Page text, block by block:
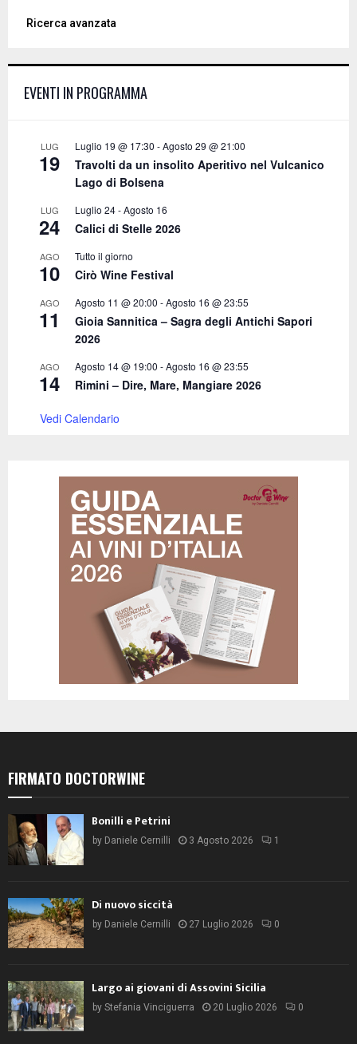
r
o
Ricerca avanzata
EVENTI IN PROGRAMMA
LUG
19
Luglio 19 @ 17:30 -Agosto 29 @ 21:00
Travolti da un insolito Aperitivo nel Vulcanico
Lago di Bolsena
LUG
24
Luglio 24-Agosto 16
Calici di Stelle 2026
AGO
10
Tutto il giorno
Cirò Wine Festival
AGO
11
Agosto 11 @ 20:00 -Agosto 16 @ 23:55
Gioia Sannitica – Sagra degli Antichi Sapori
2026
AGO
14
Agosto 14 @ 19:00 -Agosto 16 @ 23:55
Rimini – Dire, Mare, Mangiare 2026
Vedi Calendario
FIRMATO DOCTORWINE
Bonilli e Petrini
by Daniele Cernilli 3 Agosto 2026 1
Di nuovo siccità
by Daniele Cernilli 27 Luglio 2026 0
Largo ai giovani di Assovini Sicilia
by Stefania Vinciguerra 20 Luglio 2026 0